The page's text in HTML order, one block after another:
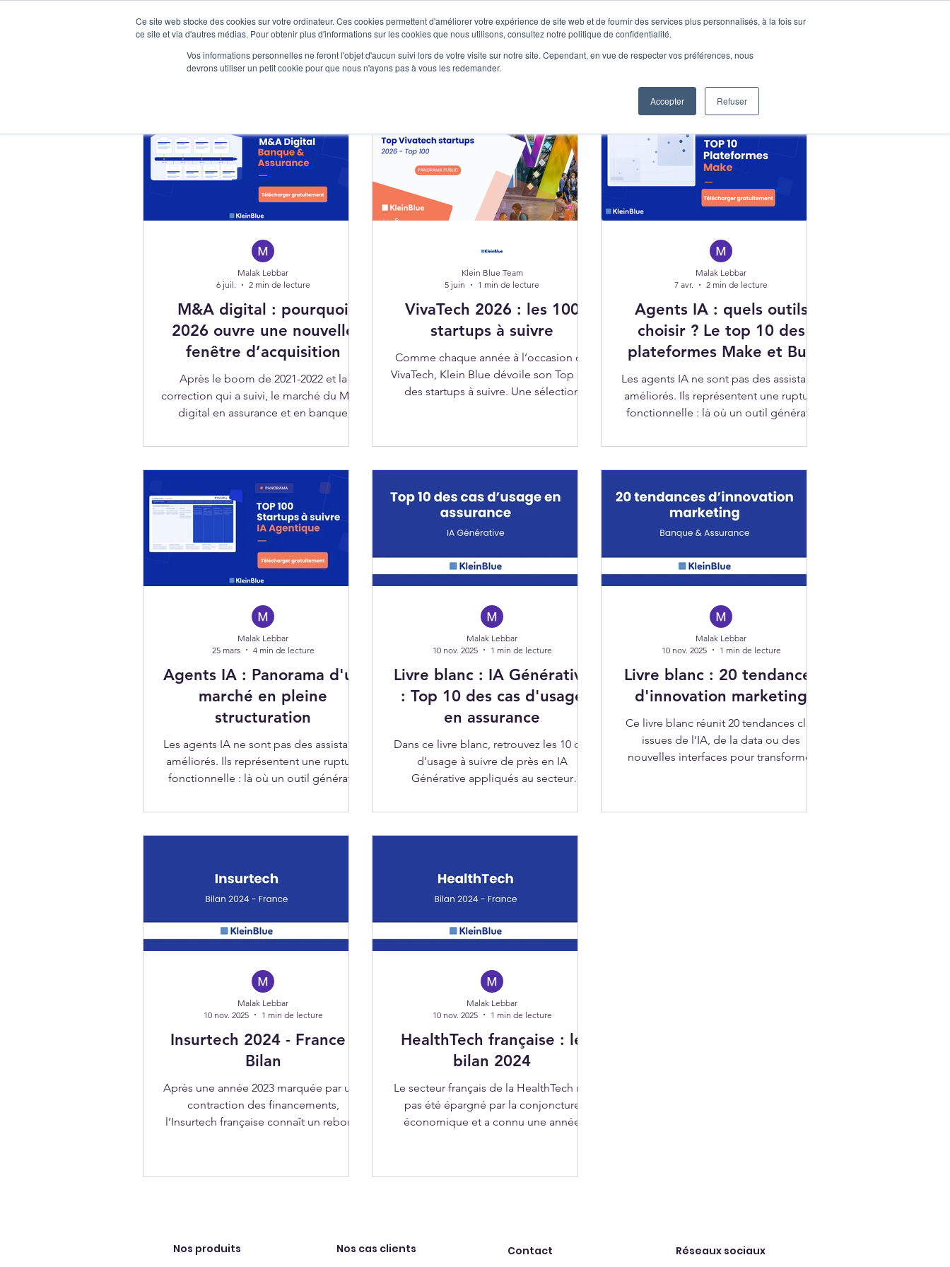
Ce site web stocke des cookies sur votre ordinateur. Ces cookies permettent d'améliorer votre expérience de site web et de fournir des services plus personnalisés, à la fois sur
ce site et via d'autres médias. Pour obtenir plus d'informations sur les cookies que nous utilisons, consultez notre politique de confidentialité.
Vos informations personnelles ne feront l'objet d'aucun suivi lors de votre visite sur notre site. Cependant, en vue de respecter vos préférences, nous
devrons utiliser un petit cookie pour que nous n'ayons pas à vous les redemander.
Accepter Refuser
Produits Vous êtes Cas clients Ressources Me connecter Demander une démo
M&A digital : pourquoi
2026 ouvre une nouvelle
fenêtre d’acquisition
Après le boom de 2021-2022 et la
correction qui a suivi, le marché du M&A
digital en assurance et en banque
sont normalisées. Les acteurs les plus
écosystème d'insurtechs et de fintechs
plus matures, plus rentables, plus
intégrables. Mais ce retour de
dynamisme s'accompagne d'une
exigence nouvelle : les acquéreurs sont
plus sélectifs, les opérations plus
ciblées, et la valeur ne se joue plus sur le
Malak Lebbar
6 juil.
2 min de lecture
VivaTech 2026 : les 100
startups à suivre
Comme chaque année à l’occasion de
VivaTech, Klein Blue dévoile son Top 100
des startups à suivre. Une sélection
Klein Blue Team
5 juin
1 min de lecture
Agents IA : quels outils
choisir ? Le top 10 des
plateformes Make et Buy
Les agents IA ne sont pas des assistants
améliorés. Ils représentent une rupture
fonctionnelle : là où un outil génératif
poursuit un objectif, enchaîne des
intervention humaine intermédiaire.
Malak Lebbar
7 avr.
2 min de lecture
Agents IA : Panorama d'un
marché en pleine
structuration
Les agents IA ne sont pas des assistants
améliorés. Ils représentent une rupture
fonctionnelle : là où un outil génératif
poursuit un objectif, enchaîne des
Malak Lebbar
25 mars
4 min de lecture
Livre blanc : IA Générative
: Top 10 des cas d'usage
en assurance
Dans ce livre blanc, retrouvez les 10 cas
d’usage à suivre de près en IA
Générative appliqués au secteur
Malak Lebbar
10 nov. 2025
1 min de lecture
Livre blanc : 20 tendances
d'innovation marketing
Ce livre blanc réunit 20 tendances clés
issues de l’IA, de la data ou des
nouvelles interfaces pour transformer
Malak Lebbar
10 nov. 2025
1 min de lecture
Insurtech 2024 - France :
Bilan
Après une année 2023 marquée par une
contraction des financements,
l’Insurtech française connaît un rebond
Malak Lebbar
10 nov. 2025
1 min de lecture
HealthTech française : le
bilan 2024
Le secteur français de la HealthTech n’a
pas été épargné par la conjoncture
économique et a connu une année
Malak Lebbar
10 nov. 2025
1 min de lecture
Nos produits Nos cas clients Contact Réseaux sociaux